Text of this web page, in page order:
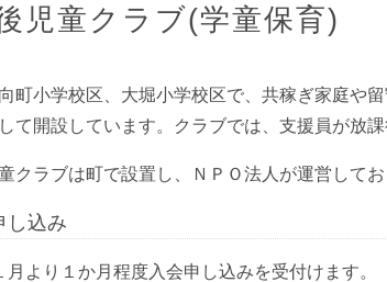
児童クラブ(学童保育)
町小学校区、大堀小学校区で、共稼ぎ家庭や
て開設しています。クラブでは、支援員が放
クラブは町で設置し、ＮＰＯ法人が運営してお
し込み
月より１か月程度入会申し込みを受付けます。